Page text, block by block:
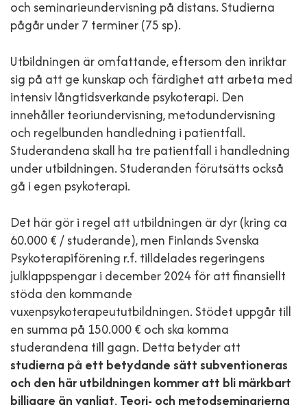
och seminarieundervisning på distans. Studierna
pågår under 7 terminer (75 sp).
Utbildningen är omfattande, eftersom den inriktar
sig på att ge kunskap och färdighet att arbeta med
intensiv långtidsverkande psykoterapi. Den
innehåller teoriundervisning, metodundervisning
och regelbunden handledning i patientfall.
Studerandena skall ha tre patientfall i handledning
under utbildningen. Studeranden förutsätts också
gå i egen psykoterapi.
Det här gör i regel att utbildningen är dyr (kring ca
60.000 € / studerande), men Finlands Svenska
Psykoterapiförening r.f. tilldelades regeringens
julklappspengar i december 2024 för att finansiellt
stöda den kommande
vuxenpsykoterapeututbildningen. Stödet uppgår till
en summa på 150.000 € och ska komma
studerandena till gagn. Detta betyder att
studierna på ett betydande sätt subventioneras
och den här utbildningen kommer att bli märkbart
billigare än vanligt. Teori- och metodseminarierna